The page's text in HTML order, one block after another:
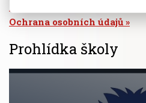
Zřizovatel školy (MČ Praha 6)
Ochrana osobních údajů
Prohlídka školy